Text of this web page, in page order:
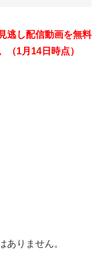
逃し配信動画を無料
（1月14日時点）
ありません。